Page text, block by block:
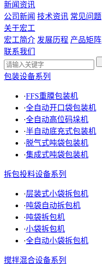
新闻资讯
公司新闻 技术资讯 常见问题
关于宏工
宏工简介 发展历程 产品矩阵
联系我们
包装设备系列
·FFS重膜包装机
·全自动开口袋包装机
·全自动高位码垛机
·半自动底充式包装机
·脱气式吨袋包装机
·集成式吨袋包装机
拆包投料设备系列
·层装式小袋拆包机
·吨袋自动拆包机
·吨袋拆包机
·小袋拆包机
·全自动小袋拆包机
搅拌混合设备系列